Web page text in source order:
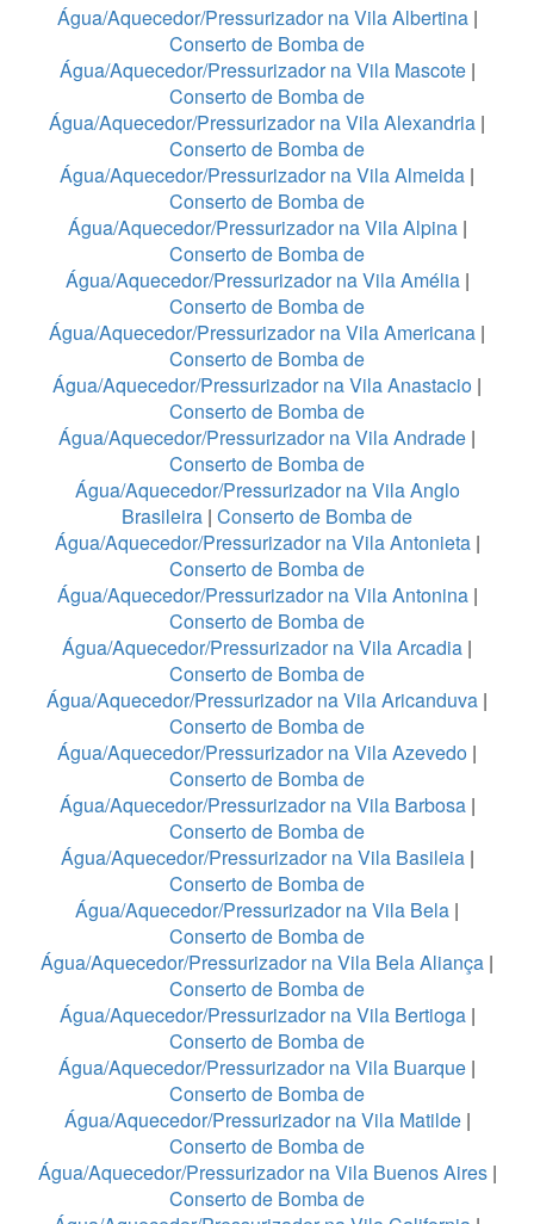
Água/Aquecedor/Pressurizador na Vila Albertina|
Conserto de Bomba de
Água/Aquecedor/Pressurizador na Vila Mascote|
Conserto de Bomba de
Água/Aquecedor/Pressurizador na Vila Alexandria |
Conserto de Bomba de
Água/Aquecedor/Pressurizador na Vila Almeida |
Conserto de Bomba de
Água/Aquecedor/Pressurizador na Vila Alpina |
Conserto de Bomba de
Água/Aquecedor/Pressurizador na Vila Amélia |
Conserto de Bomba de
Água/Aquecedor/Pressurizador na Vila Americana |
Conserto de Bomba de
Água/Aquecedor/Pressurizador na Vila Anastacio |
Conserto de Bomba de
Água/Aquecedor/Pressurizador na Vila Andrade |
Conserto de Bomba de
Água/Aquecedor/Pressurizador na Vila Anglo
Brasileira | Conserto de Bomba de
Água/Aquecedor/Pressurizador na Vila Antonieta|
Conserto de Bomba de
Água/Aquecedor/Pressurizador na Vila Antonina|
Conserto de Bomba de
Água/Aquecedor/Pressurizador na Vila Arcadia |
Conserto de Bomba de
Água/Aquecedor/Pressurizador na Vila Aricanduva |
Conserto de Bomba de
Água/Aquecedor/Pressurizador na Vila Azevedo |
Conserto de Bomba de
Água/Aquecedor/Pressurizador na Vila Barbosa|
Conserto de Bomba de
Água/Aquecedor/Pressurizador na Vila Basileia|
Conserto de Bomba de
Água/Aquecedor/Pressurizador na Vila Bela |
Conserto de Bomba de
Água/Aquecedor/Pressurizador na Vila Bela Aliança |
Conserto de Bomba de
Água/Aquecedor/Pressurizador na Vila Bertioga|
Conserto de Bomba de
Água/Aquecedor/Pressurizador na Vila Buarque |
Conserto de Bomba de
Água/Aquecedor/Pressurizador na Vila Matilde|
Conserto de Bomba de
Água/Aquecedor/Pressurizador na Vila Buenos Aires|
Conserto de Bomba de